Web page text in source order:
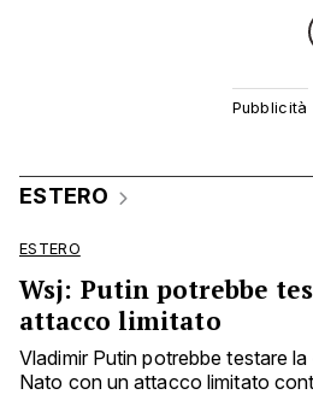
ESTERO
ESTERO
Wsj: Putin potrebbe
attacco limitato
Vladimir Putin potrebbe testare
Nato con un attacco limitato